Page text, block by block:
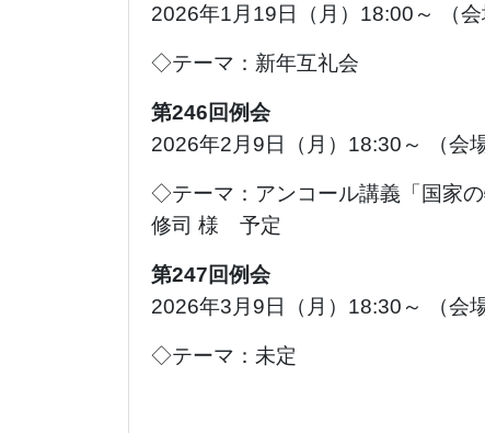
2026年1月19日（月）18:00～ （
◇テーマ：新年互礼会
第246回例会
2026年2月9日（月）18:30～ （会
◇テーマ：アンコール講義「国
修司 様 予定
第247回例会
2026年3月9日（月）18:30～ （会
◇テーマ：未定